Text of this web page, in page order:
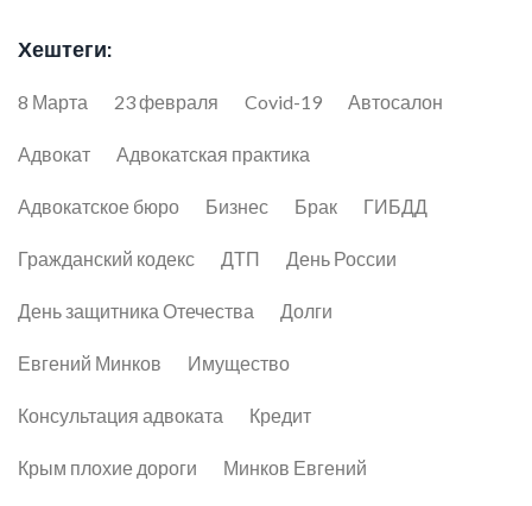
Хештеги:
8 Марта 23 февраля Covid-19 Автосалон
Адвокат Адвокатская практика
Адвокатское бюро Бизнес Брак ГИБДД
Гражданский кодекс ДТП День России
День защитника Отечества Долги
Евгений Минков Имущество
Консультация адвоката Кредит
Крым плохие дороги Минков Евгений